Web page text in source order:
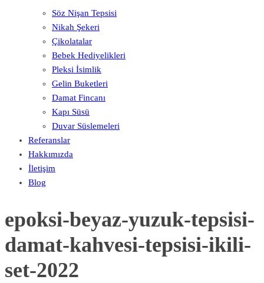
Söz Nişan Tepsisi
Nikah Şekeri
Çikolatalar
Bebek Hediyelikleri
Pleksi İsimlik
Gelin Buketleri
Damat Fincanı
Kapı Süsü
Duvar Süslemeleri
Referanslar
Hakkımızda
İletişim
Blog
epoksi-beyaz-yuzuk-tepsisi-
damat-kahvesi-tepsisi-ikili-
set-2022